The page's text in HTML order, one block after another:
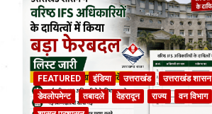
FEATURED इंडिया उत्तराखंड
उत्तराखंड शासन
डेवलोपमेन्ट
तबादले देहरादून राज्य
वन विभाग